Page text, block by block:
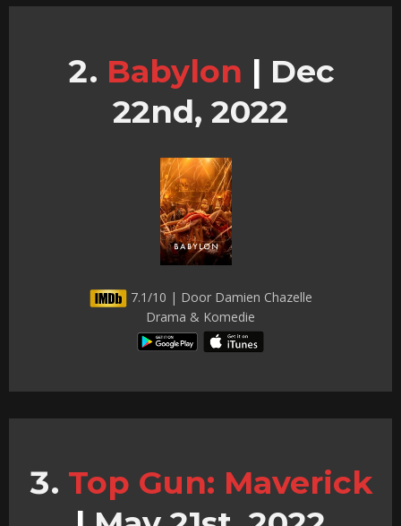
Babylon | Dec
22nd, 2022
7.1/10 | Door Damien Chazelle
Drama & Komedie
Top Gun: Maverick